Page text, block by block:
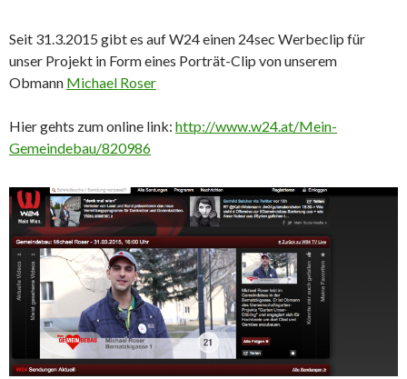
Seit 31.3.2015 gibt es auf W24 einen 24sec Werbeclip für
unser Projekt in Form eines Porträt-Clip von unserem
Obmann Michael Roser
Hier gehts zum online link: http://www.w24.at/Mein-
Gemeindebau/820986